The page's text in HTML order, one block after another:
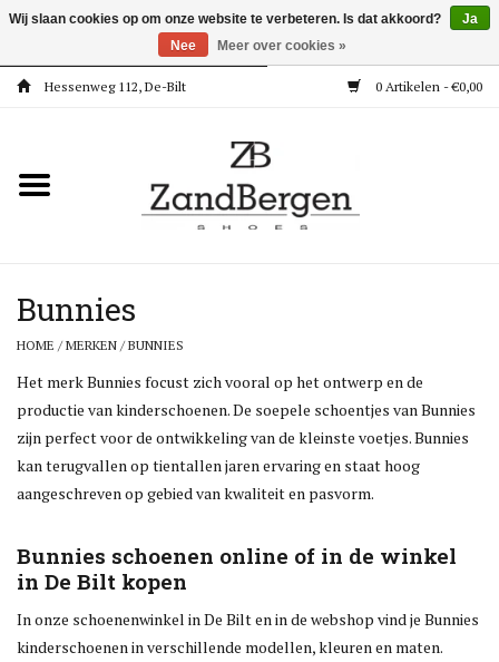
Hessenweg 112, De-Bilt 0 Artikelen - €0,00
Kleding
Meisjes
Jongens
Accessoires
Super Deals
Blog
Bunnies
HOME /MERKEN /BUNNIES
Het merk Bunnies focust zich vooral op het ontwerp en de
productie van kinderschoenen. De soepele schoentjes van Bunnies
zijn perfect voor de ontwikkeling van de kleinste voetjes. Bunnies
kan terugvallen op tientallen jaren ervaring en staat hoog
aangeschreven op gebied van kwaliteit en pasvorm.
Bunnies schoenen online of in de winkel
in De Bilt kopen
In onze schoenenwinkel in De Bilt en in de webshop vind je Bunnies
kinderschoenen in verschillende modellen, kleuren en maten.
Wij slaan cookies op om onze website te verbeteren. Is dat akkoord?
Ja
Nee
Meer over cookies »